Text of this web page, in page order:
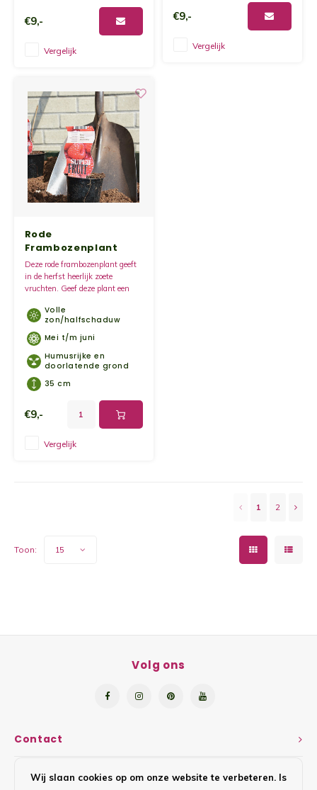
€9,-
Vergelijk
€9,-
Vergelijk
Rode
Frambozenplant
Herfst - Autumn
Bliss
Deze rode frambozenplant geeft
in de herfst heerlijk zoete
vruchten. Geef deze plant een
vruchten goed rijpen en zoet van
smaak zijn.
Volle
zon/halfschaduw
Mei t/m juni
Humusrijke en
doorlatende grond
35 cm
€9,-
Vergelijk
1 2
Toon: 15
Contact
Volg ons
Klantenservice
Wij slaan cookies op om onze website te verbeteren. Is